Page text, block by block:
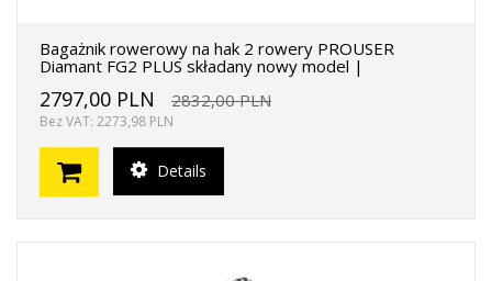
Bagażnik rowerowy na hak 2 rowery PROUSER
Diamant FG2 PLUS składany nowy model |
2797,00 PLN 2832,00 PLN
Bez VAT: 2273,98 PLN
Details